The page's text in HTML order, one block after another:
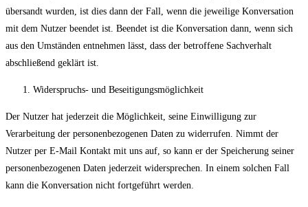
übersandt wurden, ist dies dann der Fall, wenn die jeweilige Konversation
mit dem Nutzer beendet ist. Beendet ist die Konversation dann, wenn sich
aus den Umständen entnehmen lässt, dass der betroffene Sachverhalt
abschließend geklärt ist.
Widerspruchs- und Beseitigungsmöglichkeit
Der Nutzer hat jederzeit die Möglichkeit, seine Einwilligung zur
Verarbeitung der personenbezogenen Daten zu widerrufen. Nimmt der
Nutzer per E-Mail Kontakt mit uns auf, so kann er der Speicherung seiner
personenbezogenen Daten jederzeit widersprechen. In einem solchen Fall
kann die Konversation nicht fortgeführt werden.